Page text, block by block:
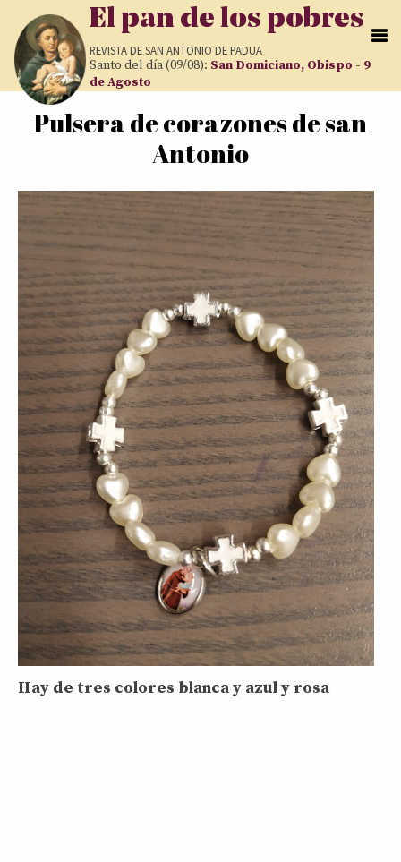
Pasar al contenido principal
El pan de los pobres
REVISTA DESAN ANTONIO DE PADUA
Santo del día (09/08): San Domiciano, Obispo - 9
de Agosto
Usted está aquí
Pulsera de corazones de san
Antonio
Hay de tres colores blanca y azul y rosa